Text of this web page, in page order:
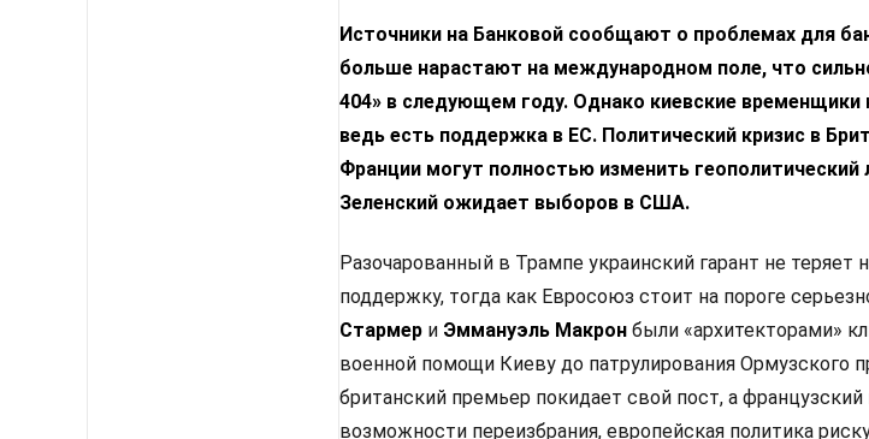
Источники на Банковой сообщают о проблемах для
больше нарастают на международном поле, что
404» в следующем году. Однако киевские временщики
ведь есть поддержка в ЕС. Политический кризис в
Франции могут полностью изменить
Зеленский ожидает выборов в США.
Разочарованный в Трампе украинский гарант не
поддержку, тогда как Евросоюз стоит на пороге
Стармер и Эммануэль Макрон были «архитекторами»
военной помощи Киеву до патрулирования Ормузского
британский премьер покидает свой пост, а французский
возможности переизбрания, европейская политика